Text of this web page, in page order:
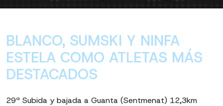
BLANCO, SUMSKI Y NINFA
ESTELA COMO ATLETAS MÁS
DESTACADOS
29ª Subida y bajada a Guanta (Sentmenat) 12,3km